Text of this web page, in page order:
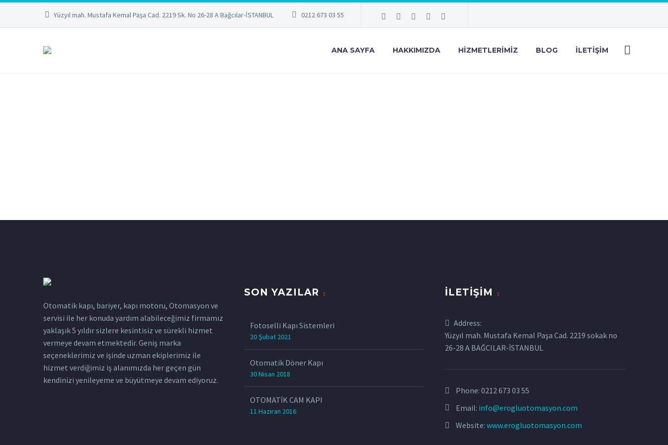
Yüzyıl mah. Mustafa Kemal Paşa Cad. 2219 Sk. No 26-28 A Bağcılar-İSTANBUL 0212 673 03 55
ANA SAYFA HAKKIMIZDA HIZMETLERIMIZ BLOG İLETIŞIM
Otomatik kapı, bariyer, kapı motoru, Otomasyon ve
servisi ile her konuda yardım alabileceğimiz firmamız
yaklaşık 5 yıldır sizlere kesintisiz ve sürekli hizmet
vermeye devam etmektedir. Geniş marka
seçeneklerimiz ve işinde uzman ekiplerimiz ile
hizmet verdiğimiz iş alanımızda her geçen gün
kendinizi yenileyeme ve büyütmeye devam ediyoruz.
SON YAZILAR
Fotoselli Kapı Sistemleri
20 Şubat 2021
Otomatik Döner Kapı
30 Nisan 2018
OTOMATİK CAM KAPI
11 Haziran 2016
İLETIŞIM
Address:
Yüzyıl mah. Mustafa Kemal Paşa Cad. 2219 sokak no
26-28 A BAĞCILAR-İSTANBUL
Phone: 0212 673 03 55
Email: info@erogluotomasyon.com
Website: www.erogluotomasyon.com